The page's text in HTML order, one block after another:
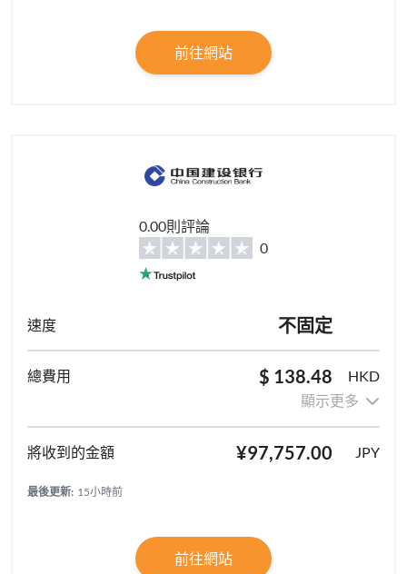
前往網站
0.00則評論
0
不固定
$ 138.48
HKD
顯示更多
¥97,757.00 JPY
最後更新: 15小時前
前往網站